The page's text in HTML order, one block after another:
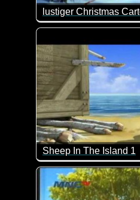
lustiger Christmas
Ich sage nur - zu früh
Sheep In The Island 1
Nachdem das